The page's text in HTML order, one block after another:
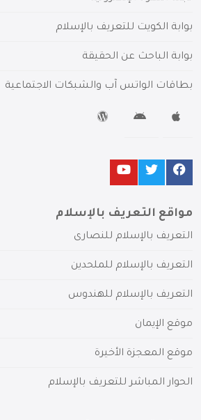
بوابة الكويت للتعريف بالإسلام
بوابة الباحث عن الحقيقة
بطاقات الواتس آب والشبكات الاجتماعية
مواقع التعريف بالإسلام
التعريف بالإسلام للنصارى
التعريف بالإسلام للملحدين
التعريف بالإسلام للهندوس
موقع الإيمان
موقع المعجزة الأخيرة
الحوار المباشر للتعريف بالإسلام